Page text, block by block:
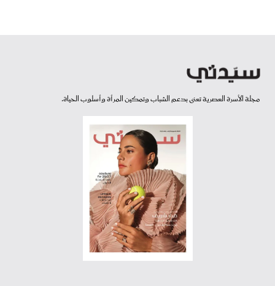
مجلة الأسرة العصرية تعنى بدعم الشباب وتمكين المرأة وأسلوب الحياة.